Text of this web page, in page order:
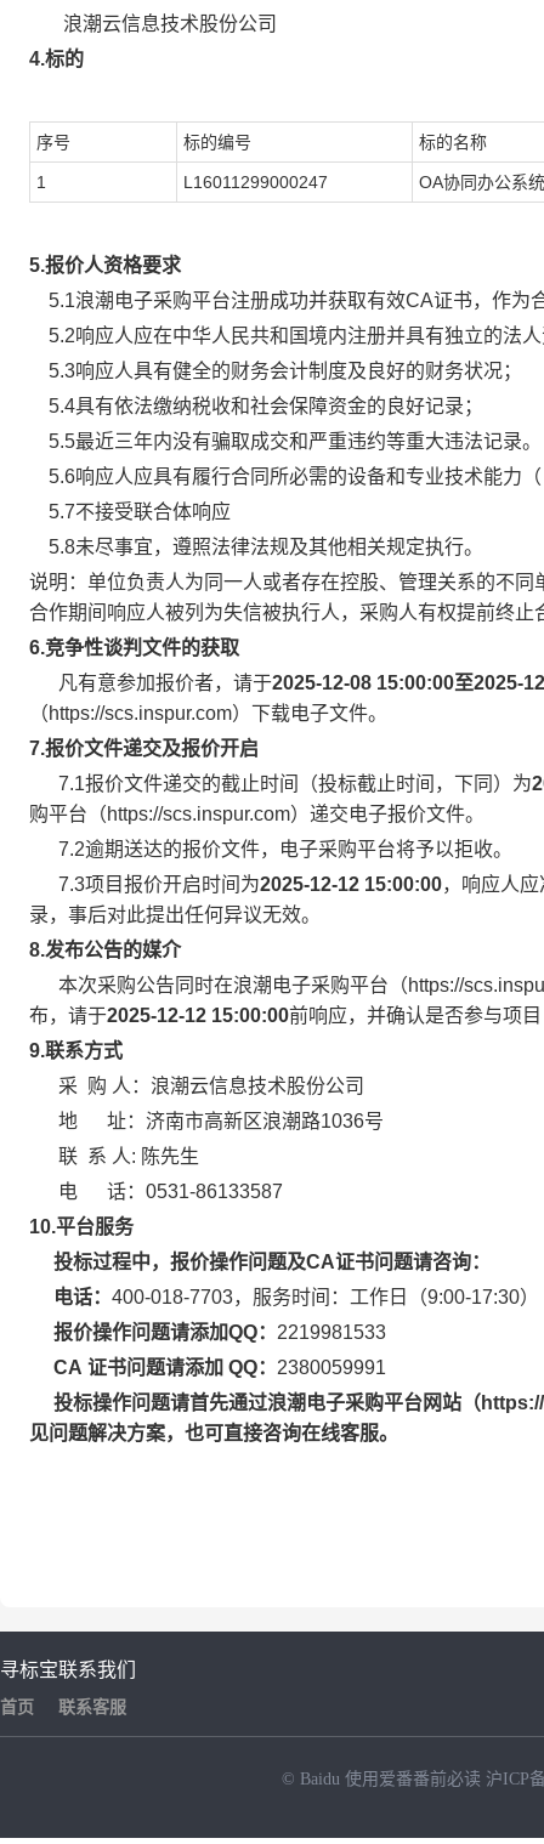
浪潮云信息技术股份公司
4.标的
序号 标的编号 标的名称
1 L16011299000247 OA协同办公系
5.报价人资格要求
5.1浪潮电子采购平台注册成功并获取有效CA证书，作为
5.2响应人应在中华人民共和国境内注册并具有独立的法
5.3响应人具有健全的财务会计制度及良好的财务状况；
5.4具有依法缴纳税收和社会保障资金的良好记录；
5.5最近三年内没有骗取成交和严重违约等重大违法记录。
5.6响应人应具有履行合同所必需的设备和专业技术能力
5.7不接受联合体响应
5.8未尽事宜，遵照法律法规及其他相关规定执行。
说明：单位负责人为同一人或者存在控股、管理关系的不
合作期间响应人被列为失信被执行人，采购人有权提前终
6.竞争性谈判 文件的获取
凡有意参加报价者，请于2025-12-08 15:00:00至2025-
（https://scs.inspur.com）下载电子文件。
7.报价文件递交及报价开启
7.1报价文件递交的截止时间（投标截止时间，下同）为
购平台（https://scs.inspur.com）递交电子报价文件。
7.2逾期送达的报价文件，电子采购平台将予以拒收。
7.3项目报价开启时间为2025-12-12 15:00:00，响应人
录，事后对此提出任何异议无效。
8.发布公告的媒介
本次采购公告同时在浪潮电子采购平台（https://
布，请于2025-12-12 15:00:00前响应，并确认是否参与项
9.联系方式
采 购 人：浪潮云信息技术股份公司
地 址：济南市高新区浪潮路1036
联 系 人: 陈先生
电 话：0531-86133587
10.平台服务
投标过程中，报价操作问题及CA证书问题请咨询：
电话： 400-018-7703，服务时间：工作日（9:00-17:30）
报价操作问题请添加QQ： 2219981533
CA 证书问题请添加 QQ： 2380059991
投标操作问题请首先通过浪潮电子采购平台网站（
见问题解决方案，也可直接咨询在线客服。
寻标宝
首页
联系我们
联系客服
© Baidu 使用爱番番前必读 沪ICP